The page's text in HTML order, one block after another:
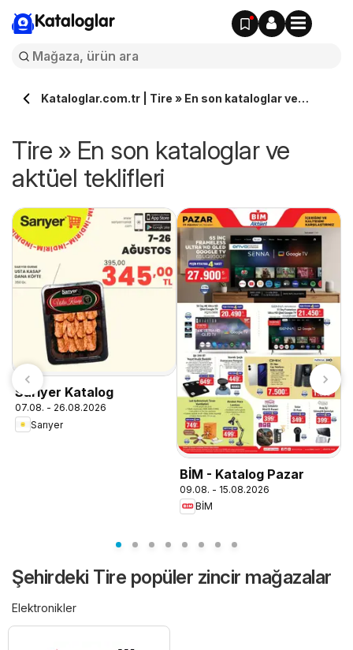
Kataloglar
Kataloglar.com.tr | Tire » En son kataloglar ve
Tire » En son kataloglar ve
aktüel teklifleri
Sarıyer Katalog
07.08. - 26.08.2026
Sarıyer
BİM - Katalog Pazar
09.08. - 15.08.2026
BİM
Şehirdeki Tire popüler zincir mağazalar
Elektronikler